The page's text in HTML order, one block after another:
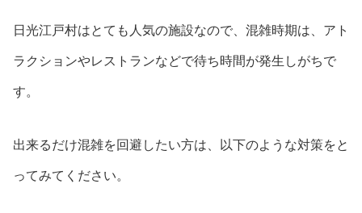
日光江戸村はとても人気の施設なので、混雑時期は、アト
ラクションやレストランなどで待ち時間が発生しがちで
す。
出来るだけ混雑を回避したい方は、以下のような対策をと
ってみてください。